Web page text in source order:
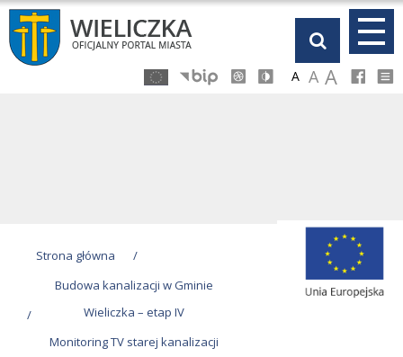
do
treści
do
do
do
A A A
Strona główna
/
Budowa kanalizacji w Gminie
Wieliczka – etap IV
/
Monitoring TV starej kanalizacji